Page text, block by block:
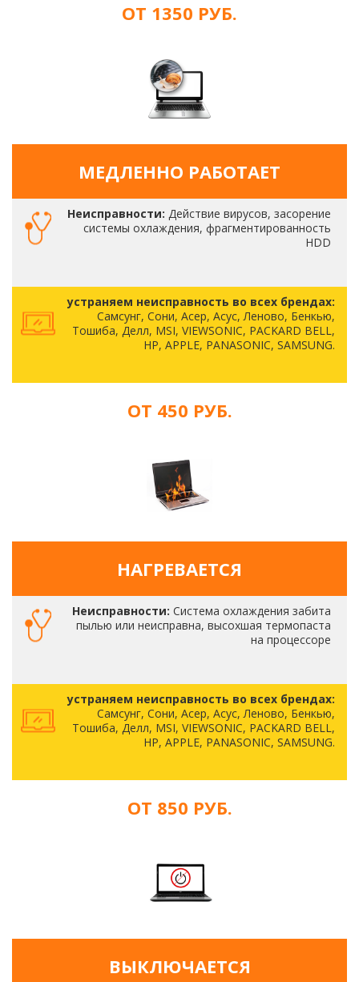
ОТ 1350 РУБ.
МЕДЛЕННО РАБОТАЕТ
Неисправности: Действие вирусов, засорение
системы охлаждения, фрагментированность
HDD
устраняем неисправность во всех брендах:
Самсунг, Сони, Асер, Асус, Леново, Бенкью,
Тошиба, Делл, MSI, VIEWSONIC, PACKARD BELL,
HP, APPLE, PANASONIC, SAMSUNG.
ОТ 450 РУБ.
НАГРЕВАЕТСЯ
Неисправности: Система охлаждения забита
пылью или неисправна, высохшая термопаста
на процессоре
устраняем неисправность во всех брендах:
Самсунг, Сони, Асер, Асус, Леново, Бенкью,
Тошиба, Делл, MSI, VIEWSONIC, PACKARD BELL,
HP, APPLE, PANASONIC, SAMSUNG.
ОТ 850 РУБ.
ВЫКЛЮЧАЕТСЯ